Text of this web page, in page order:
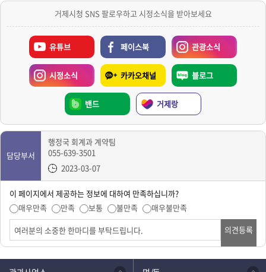
거제시청 SNS 팔로우하고 시정소식을 받아보세요
유튜브 페이스북 관광소식
시정소식 카카오채널 블로그
밴드 거제랑
담당부서
행정국 회계과 계약팀
055-639-3501
2023-03-07
이 페이지에서 제공하는 정보에 대하여 만족하십니까?
매우만족
만족 보통 불만족
매우불만족
의견등록